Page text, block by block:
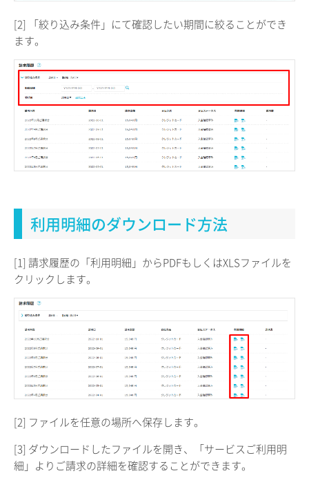
[2] 「絞り込み条件」にて確認したい期間に絞ることができ
ます。
利用明細のダウンロード方法
[1] 請求履歴の「利用明細」からPDFもしくはXLSファイルを
クリックします。
[2] ファイルを任意の場所へ保存します。
[3] ダウンロードしたファイルを開き、「サービスご利用明
細」よりご請求の詳細を確認することができます。